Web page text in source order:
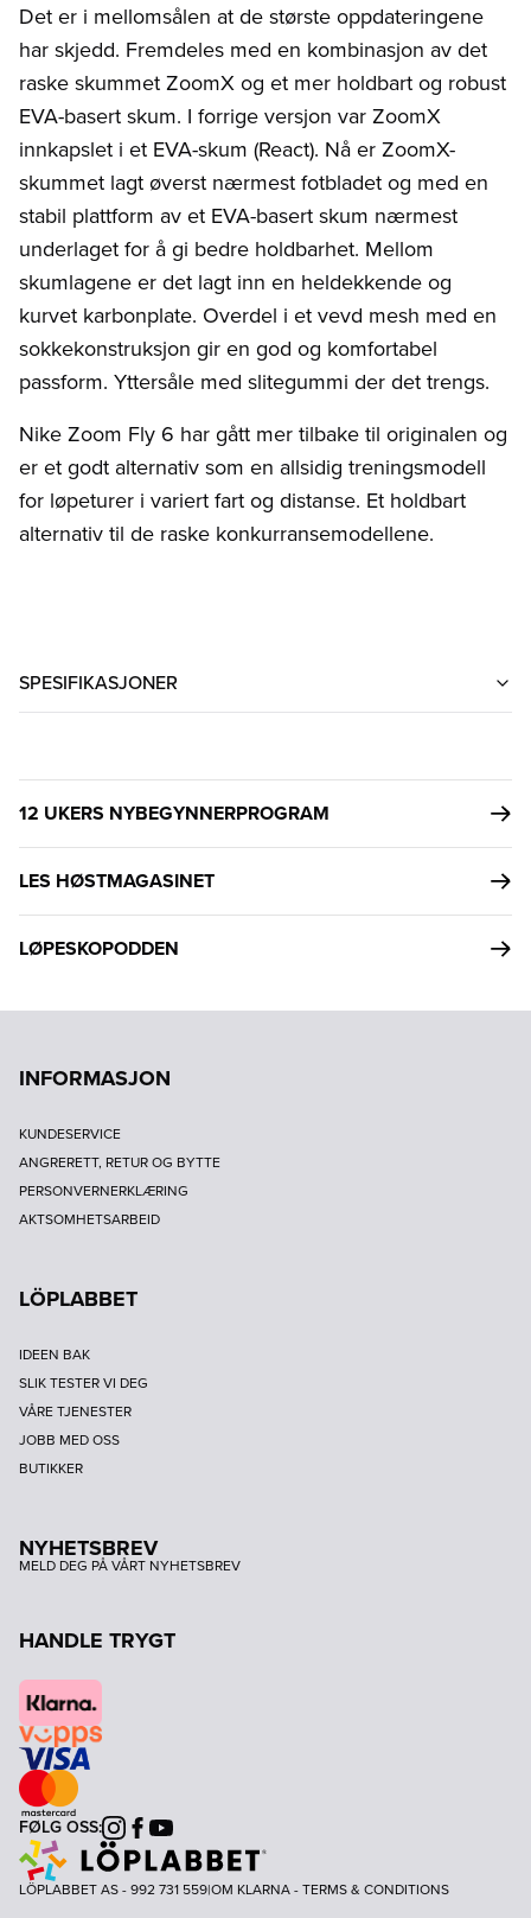
Det er i mellomsålen at de største oppdateringene
har skjedd. Fremdeles med en kombinasjon av det
raske skummet ZoomX og et mer holdbart og robust
EVA-basert skum. I forrige versjon var ZoomX
innkapslet i et EVA-skum (React). Nå er ZoomX-
skummet lagt øverst nærmest fotbladet og med en
stabil plattform av et EVA-basert skum nærmest
underlaget for å gi bedre holdbarhet. Mellom
skumlagene er det lagt inn en heldekkende og
kurvet karbonplate. Overdel i et vevd mesh med en
sokkekonstruksjon gir en god og komfortabel
passform. Yttersåle med slitegummi der det trengs.
Nike Zoom Fly 6 har gått mer tilbake til originalen og
er et godt alternativ som en allsidig treningsmodell
for løpeturer i variert fart og distanse. Et holdbart
alternativ til de raske konkurransemodellene.
SPESIFIKASJONER
12 UKERS NYBEGYNNERPROGRAM
LES HØSTMAGASINET
LØPESKOPODDEN
INFORMASJON
KUNDESERVICE
ANGRERETT, RETUR OG BYTTE
PERSONVERNERKLÆRING
AKTSOMHETSARBEID
LÖPLABBET
IDEEN BAK
SLIK TESTER VI DEG
VÅRE TJENESTER
JOBB MED OSS
BUTIKKER
NYHETSBREV
MELD DEG PÅ VÅRT NYHETSBREV
HANDLE TRYGT
FØLG OSS:Instagram
Facebook
Youtube
LÖPLABBET AS - 992 731 559|OM KLARNA-TERMS & CONDITIONS